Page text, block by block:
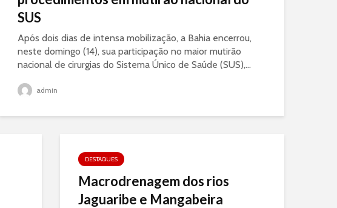
SUS
Após dois dias de intensa mobilização, a Bahia encerrou,
neste domingo (14), sua participação no maior mutirão
nacional de cirurgias do Sistema Único de Saúde (SUS),...
admin
DESTAQUES
Macrodrenagem dos rios
Jaguaribe e Mangabeira